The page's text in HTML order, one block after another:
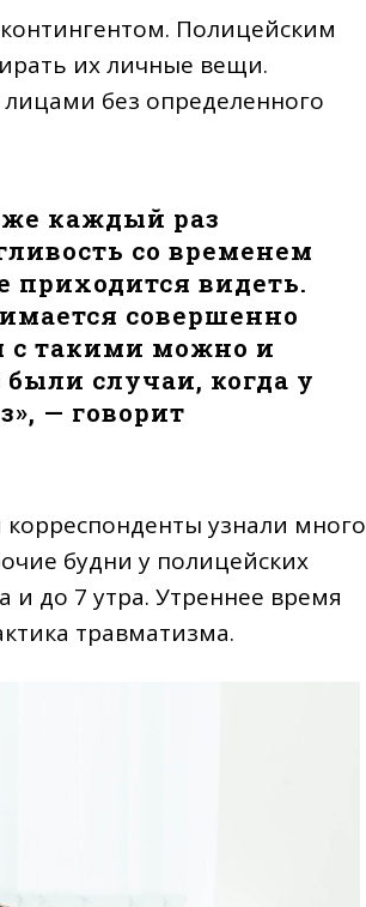
Полицейским
их личные вещи.
без определенного
каждый раз
со временем
приходится видеть.
совершенно
с такими можно и
случаи, когда у
— говорит
узнали много
будни у полицейских
и до 7 утра. Утреннее время
травматизма.